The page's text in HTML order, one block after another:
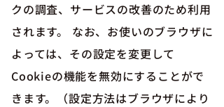
クの調査、サービスの改善のため利用
されます。 なお、お使いのブラウザに
よっては、その設定を変更して
Cookieの機能を無効にすることがで
きます。（設定方法はブラウザにより